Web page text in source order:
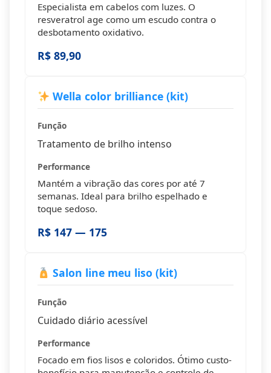
Especialista em cabelos com luzes. O
resveratrol age como um escudo contra o
desbotamento oxidativo.
R$ 89,90
Wella color brilliance (kit)
Função
Tratamento de brilho intenso
Performance
Mantém a vibração das cores por até 7
semanas. Ideal para brilho espelhado e
toque sedoso.
R$ 147 — 175
Salon line meu liso (kit)
Função
Cuidado diário acessível
Performance
Focado em fios lisos e coloridos. Ótimo custo-